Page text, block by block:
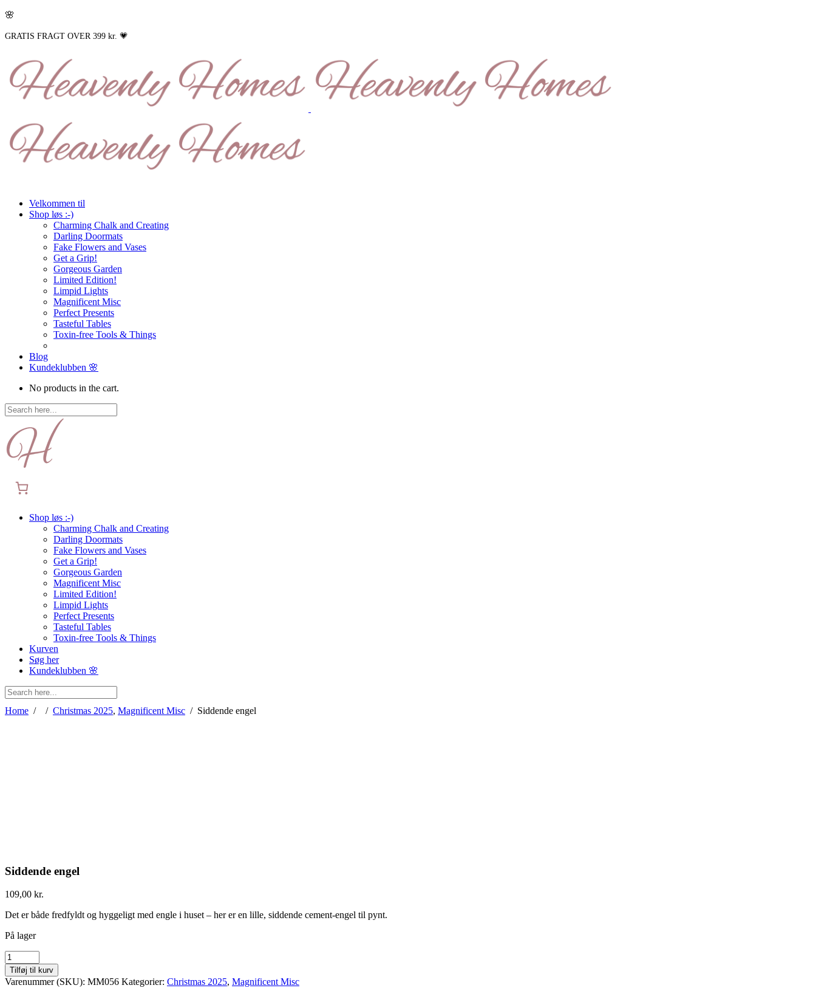
🌸
GRATIS FRAGT OVER 399 kr. 💗
Velkommen til
Shop løs :-)
Charming Chalk and Creating
Darling Doormats
Fake Flowers and Vases
Get a Grip!
Gorgeous Garden
Limited Edition!
Limpid Lights
Magnificent Misc
Perfect Presents
Tasteful Tables
Toxin-free Tools & Things
Blog
Kundeklubben 🌸
No products in the cart.
Shop løs :-)
Charming Chalk and Creating
Darling Doormats
Fake Flowers and Vases
Get a Grip!
Gorgeous Garden
Magnificent Misc
Limited Edition!
Limpid Lights
Perfect Presents
Tasteful Tables
Toxin-free Tools & Things
Kurven
Søg her
Kundeklubben 🌸
Home / / Christmas 2025, Magnificent Misc / Siddende engel
Siddende engel
109,00 kr.
Det er både fredfyldt og hyggeligt med engle i huset – her er en lille, siddende cement-engel til pynt.
På lager
Siddende
engel
quantity
Tilføj til kurv
Varenummer (SKU): MM056 Kategorier: Christmas 2025, Magnificent Misc